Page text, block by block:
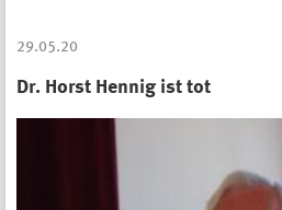
29.05.20
Dr. Horst Hennig ist tot